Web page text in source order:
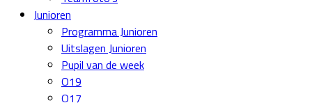
Junioren
Programma Junioren
Uitslagen Junioren
Pupil van de week
O19
O17